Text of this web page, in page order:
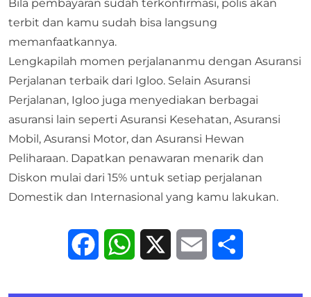
Bila pembayaran sudah terkonfirmasi, polis akan
terbit dan kamu sudah bisa langsung
memanfaatkannya.
Lengkapilah momen perjalananmu dengan Asuransi
Perjalanan terbaik dari Igloo. Selain Asuransi
Perjalanan, Igloo juga menyediakan berbagai
asuransi lain seperti Asuransi Kesehatan, Asuransi
Mobil, Asuransi Motor, dan Asuransi Hewan
Peliharaan. Dapatkan penawaran menarik dan
Diskon mulai dari 15% untuk setiap perjalanan
Domestik dan Internasional yang kamu lakukan.
FacebookWhatsApp Email